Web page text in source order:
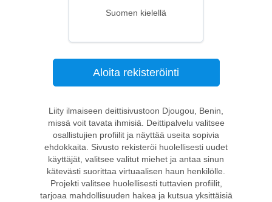
Suomen kielellä
Aloita rekisteröinti
Liity ilmaiseen deittisivustoon Djougou, Benin,
missä voit tavata ihmisiä. Deittipalvelu valitsee
osallistujien profiilit ja näyttää useita sopivia
ehdokkaita. Sivusto rekisteröi huolellisesti uudet
käyttäjät, valitsee valitut miehet ja antaa sinun
kätevästi suorittaa virtuaalisen haun henkilölle.
Projekti valitsee huolellisesti tuttavien profiilit,
tarjoaa mahdollisuuden hakea ja kutsua yksittäisiä